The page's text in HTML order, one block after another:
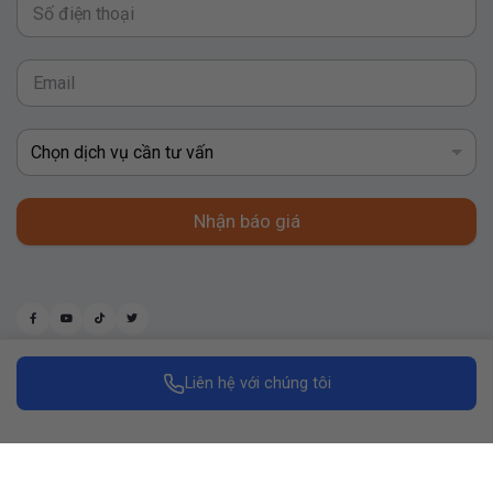
Nhận báo giá
by Replus Marketing
Liên hệ với chúng tôi